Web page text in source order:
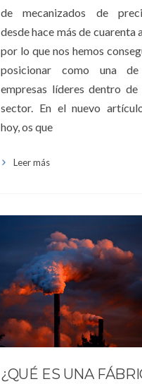
de mecanizados de
desde hace más de cuarenta
por lo que nos hemos
posicionar como una
empresas líderes dentro de
sector. En el nuevo
hoy, os que
Leer más
¿QUÉ ES UNA